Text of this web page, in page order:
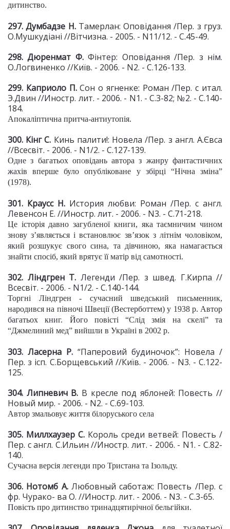
дитинство.
297. Думбадзе Н.Тамерлан: Оповідання /Пер. з груз.
О.Мушкудіані //Вітчизна. - 2005. - N11/12. - С.45-49.
298. Дюренмат Ф.Фінтер: Оповідання /Пер. з нім.
О.Логвиненко //Київ. - 2006. - N2. - С.126-133.
299. Каприоло П.Сон о ягненке: Роман /Пер. с итал.
Э.Двин //Иностр. лит. - 2006. - N1. - С.3-82; №2. - С.140-
184.
Апокаліптична притча-антиутопія.
300. Кінг С. Кинь палити!: Новела /Пер. з англ. А.Євса
//Всесвіт. - 2006. - N1/2. - С.127-139.
Одне з багатьох оповідань автора з жанру фантастичних
жахів вперше було опубліковане у збірці “Нічна зміна”
(1978).
301. Краусс Н. История любви: Роман /Пер. с англ.
Левенсон Е. //Иностр. лит. - 2006. - N3. - С.71-218.
Це історія давно загубленої книги, яка таємничим чином
знову з’являється і встановлює зв’язок з літнім чоловіком,
який розшукує свого сина, та дівчиною, яка намагається
знайти спосіб, який врятує її матір від самотності.
302. Ліндгрен Т. Легенди /Пер. з швед. Г.Кирпа //
Всесвіт. - 2006. - N1/2. - С.140-144.
Торгні Ліндгрен - сучасний шведський письменник,
народився на півночі Швеції (Вестерботтем) у 1938 р. Автор
багатьох книг. Його повісті “Слід змія на скелі” та
“Джмелиний мед” вийшли в Україні в 2002 р.
303. Ласерна Р. “Паперовий будиночок”: Новела /
Пер. з ісп. С.Борщевський //Київ. - 2006. - N3. - С.122-
125.
304. Липневич В. В кресле под яблоней: Повесть //
Новый мир. - 2006. - N2. - С.69-103.
Автор змальовує життя білоруського села
305. Миллхаузер С. Король среди ветвей: Повесть /
Пер. с англ. С.Ильин //Иностр. лит. - 2006. - N1. - С.82-
140.
Сучасна версія легенди про Тристана та Ізольду.
306. Нотомб А.Любовный саботаж: Повесть /Пер. с
фр. Чурако- ва О. //Иностр. лит. - 2006. - N3. - С.3-65.
Повість про дитинство тринадцятирічної бельгійки.